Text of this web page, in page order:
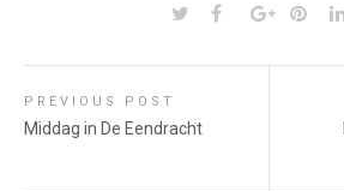
PREVIOUS POST
Middag in De Eendracht